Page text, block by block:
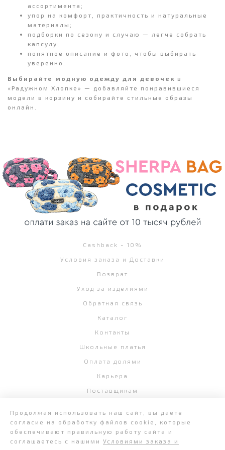
ассортимента;
упор на комфорт, практичность и натуральные
материалы;
подборки по сезону и случаю — легче собрать
капсулу;
понятное описание и фото, чтобы выбирать
уверенно.
Выбирайте модную одежду для девочек в
«Радужном Хлопке» — добавляйте понравившиеся
модели в корзину и собирайте стильные образы
онлайн.
Cashback - 10%
Условия заказа и Доставки
Возврат
Уход за изделиями
Обратная связь
Каталог
Контакты
Школьные платья
Оплата долями
Карьера
Поставщикам
Продолжая использовать наш сайт, вы даете
согласие на обработку файлов cookie, которые
обеспечивают правильную работу сайта и
соглашаетесь с нашими Условиями заказа и